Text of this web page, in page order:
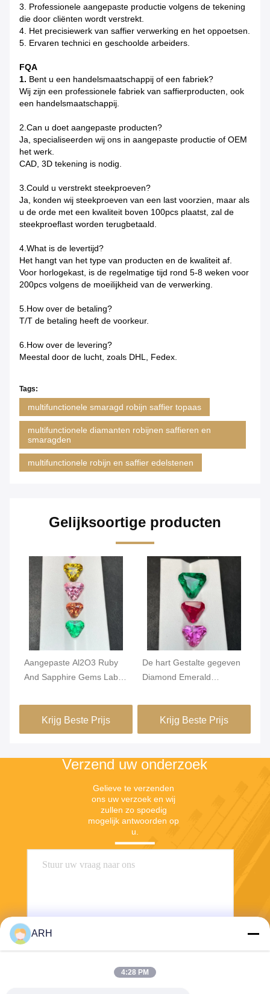
3. Professionele aangepaste productie volgens de tekening
die door cliënten wordt verstrekt.
4. Het precisiewerk van saffier verwerking en het oppoetsen.
5. Ervaren technici en geschoolde arbeiders.
FQA
1. Bent u een handelsmaatschappij of een fabriek?
Wij zijn een professionele fabriek van saffierproducten, ook
een handelsmaatschappij.
2.Can u doet aangepaste producten?
Ja, specialiseerden wij ons in aangepaste productie of OEM
het werk.
CAD, 3D tekening is nodig.
3.Could u verstrekt steekproeven?
Ja, konden wij steekproeven van een last voorzien, maar als
u de orde met een kwaliteit boven 100pcs plaatst, zal de
steekproeflast worden terugbetaald.
4.What is de levertijd?
Het hangt van het type van producten en de kwaliteit af.
Voor horlogekast, is de regelmatige tijd rond 5-8 weken voor
200pcs volgens de moeilijkheid van de verwerking.
5.How over de betaling?
T/T de betaling heeft de voorkeur.
6.How over de levering?
Meestal door de lucht, zoals DHL, Fedex.
Tags:
multifunctionele smaragd robijn saffier topaas
multifunctionele diamanten robijnen saffieren en
smaragden
multifunctionele robijn en saffier edelstenen
Gelijksoortige producten
Aangepaste Al2O3 Ruby
And Sapphire Gems Lab
For Rings
Krijg Beste Prijs
De hart Gestalte gegeven
Diamond Emerald
Sapphire-Topaasoem
DienstKrijg Beste Prijs
Verzend uw onderzoek
Gelieve te verzenden
ons uw verzoek en wij
zullen zo spoedig
mogelijk antwoorden op
u.
ARH
4:28 PM